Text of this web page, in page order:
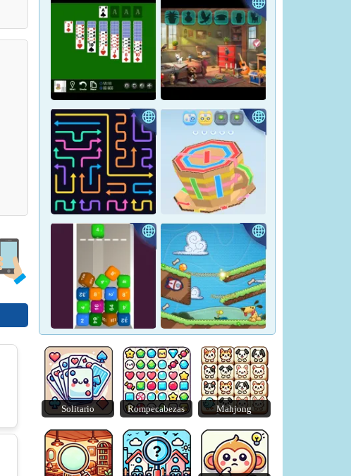
Apple Worm - Snake Puzzle - Unblocked
Crown Pop
Yukon Solitaire
Hidden Objects: Hilltop
Manor
Tap Arrows: New Levels Tape Sort 3D
Merge Blocks 2048 Lazy Dog
Solitario Rompecabezas Mahjong